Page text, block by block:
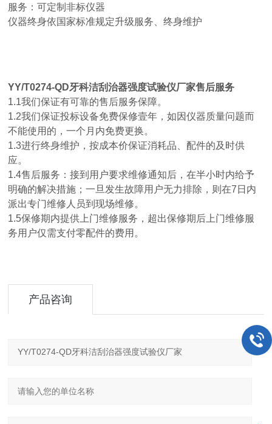
服务：可定制非标仪器
仪器终身依国家标准规定升级服务、终身维护
YY/T0274-QD牙科洁刮治器强度试验仪厂家售后服务
1.1我们保证有可靠的售后服务保障。
1.2我们保证投标设备免费保修壹年，如因仪器质量问题而
不能使用的，一个月内免费更换。
1.3进行终身维护，按成本价保证消耗品、配件的及时供
应。
1.4售后服务：接到用户要求维修通知后，在半小时内给予
明确的解决措施；一旦发生故障用户无力排除，则在7日内
派出专门维修人员到现场维修。
1.5保修期内提供上门维修服务，超出保修期后上门维修服
务用户仅需支付零配件的费用。
产品咨询